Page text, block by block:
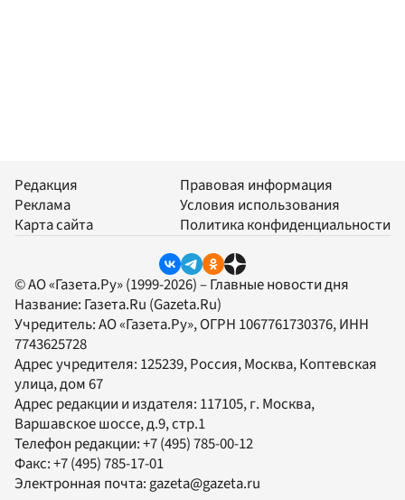
Редакция
Реклама
Карта сайта
Правовая информация
Условия использования
Политика конфиденциальности
© АО «Газета.Ру» (1999-2026) – Главные новости дня
Название: Газета.Ru (Gazeta.Ru)
Учредитель:АО «Газета.Ру», ОГРН 1067761730376, ИНН
7743625728
Адрес учредителя: 125239, Россия, Москва, Коптевская
улица, дом 67
Адрес редакции и издателя: 117105, г. Москва,
Варшавское шоссе, д.9, стр.1
Телефон редакции:+7 (495) 785-00-12
Факс:+7 (495) 785-17-01
Электронная почта:gazeta@gazeta.ru